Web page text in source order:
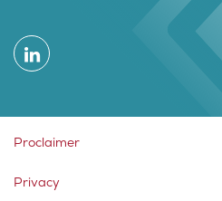
Proclaimer
Privacy